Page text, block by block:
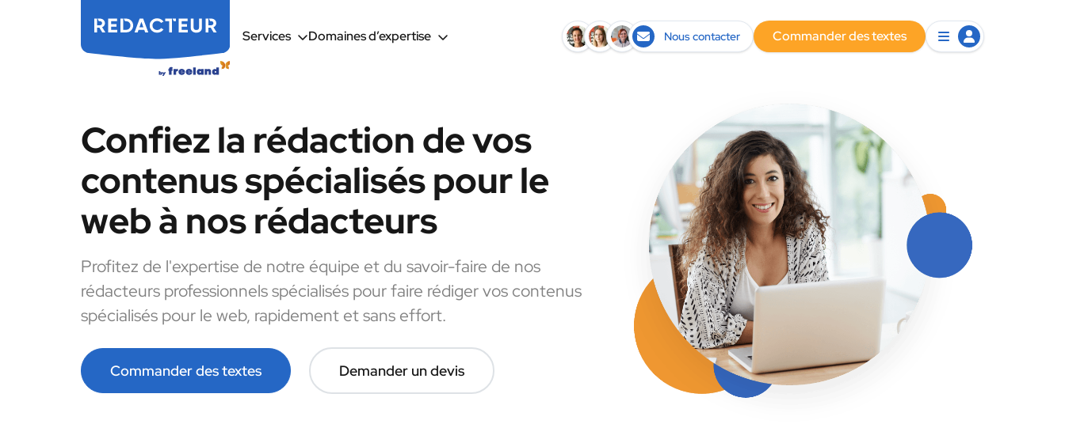
Services Domaines d’expertise Nous contacter Commander des textes
Confiez la rédaction de vos
contenus spécialisés pour le
web à nos rédacteurs
Profitez de l'expertise de notre équipe et du savoir-faire de nos
rédacteurs professionnels spécialisés pour faire rédiger vos contenus
spécialisés pour le web, rapidement et sans effort.
Commander des textes Demander un devis